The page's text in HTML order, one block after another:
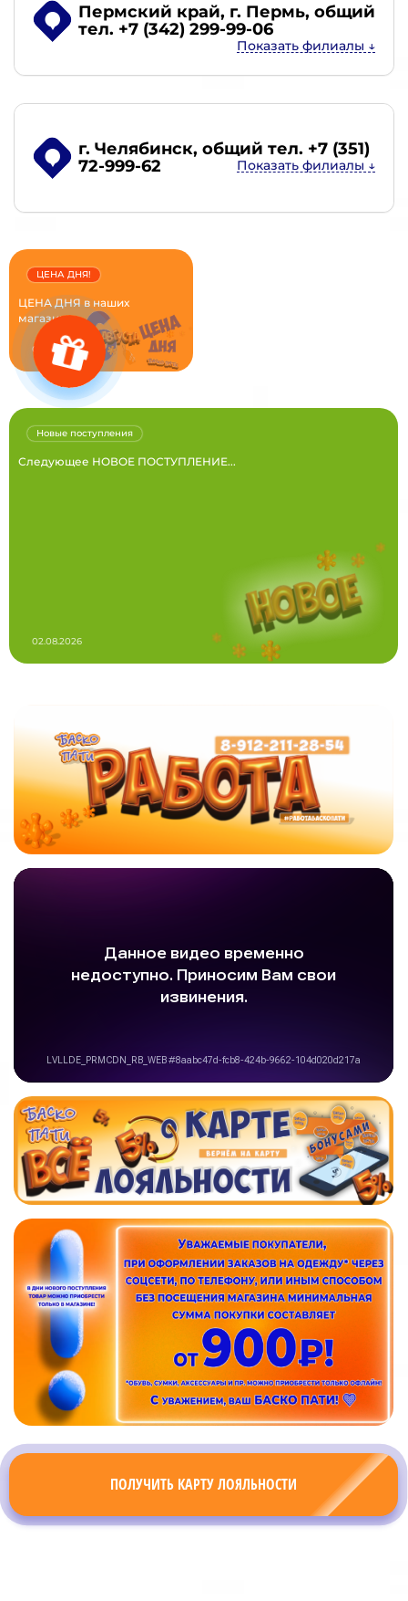
Пермский край, г. Пермь, общий
тел. +7 (342) 299-99-06
г. Челябинск, общий тел. +7 (351)
72-999-62
ЦЕНА ДНЯ в наших
магазинах...
ЦЕНА ДНЯ!
06.08.2026
Следующее НОВОЕ ПОСТУПЛЕНИЕ...
Новые поступления
02.08.2026
ПОЛУЧИТЬ КАРТУ ЛОЯЛЬНОСТИ